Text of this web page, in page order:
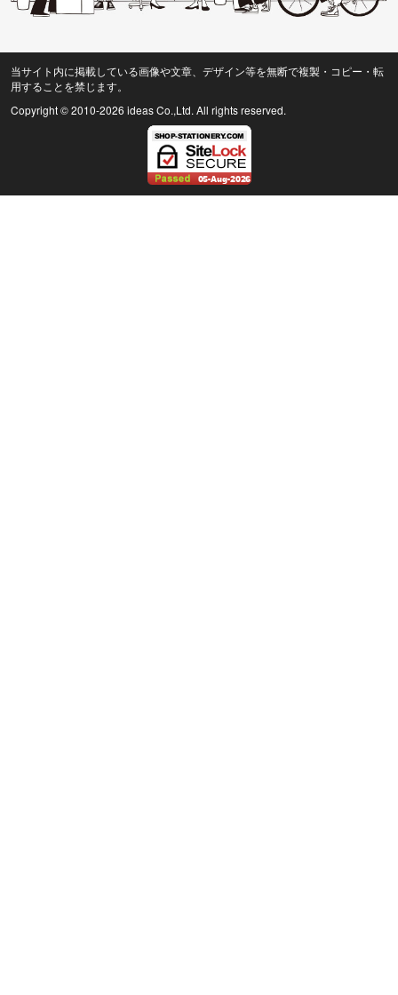
当サイト内に掲載している画像や文章、デザイン等を無断で複製・コピー・転
用することを禁じます。
Copyright © 2010-2026 ideas Co.,Ltd. All rights reserved.